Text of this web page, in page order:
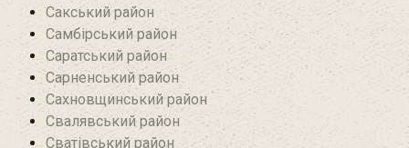
Сакський район
Самбірський район
Саратський район‎
Сарненський район
Сахновщинський район
Свалявський район
Сватівський район